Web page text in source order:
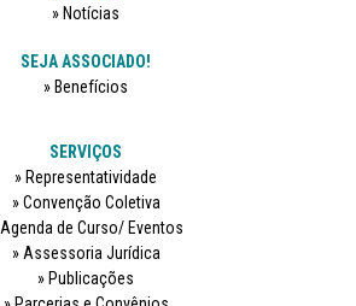
Notícias
SEJA ASSOCIADO!
Benefícios
SERVIÇOS
Representatividade
Convenção Coletiva
Agenda de Curso/ Eventos
Assessoria Jurídica
Publicações